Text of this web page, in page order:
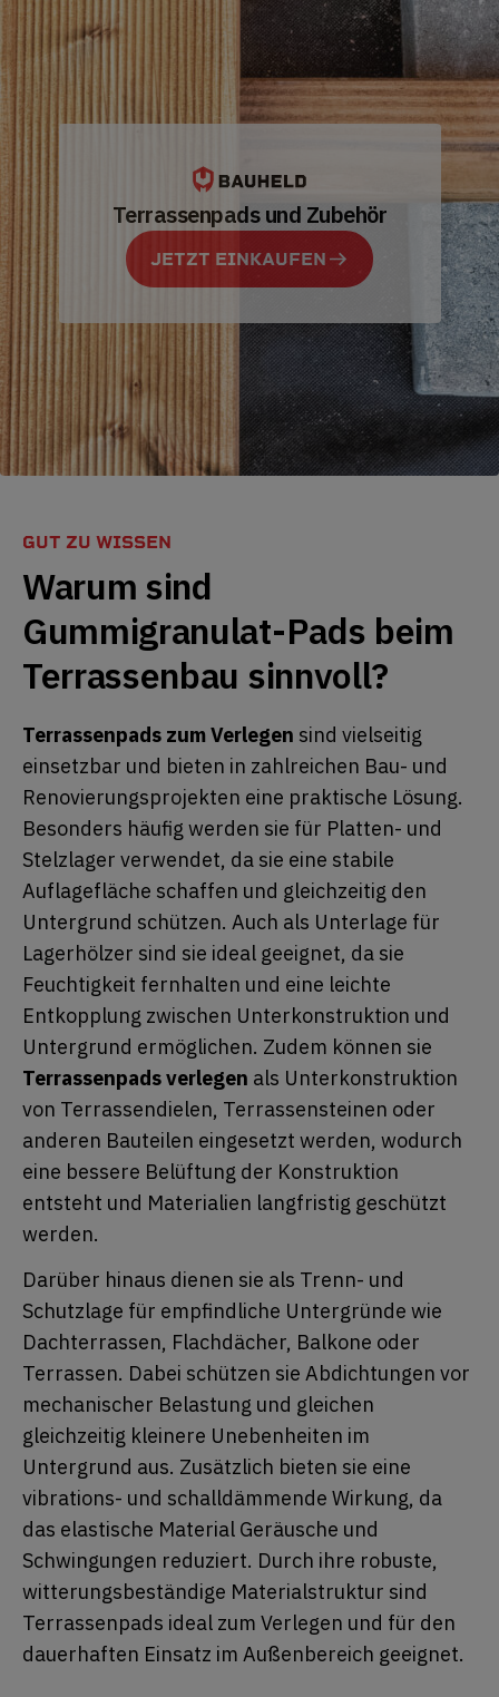
Terrassenpads und Zubehör
JETZT EINKAUFEN
GUT ZU WISSEN
Warum sind
Gummigranulat-Pads beim
Terrassenbau sinnvoll?
Terrassenpads zum Verlegen sind vielseitig
einsetzbar und bieten in zahlreichen Bau- und
Renovierungsprojekten eine praktische Lösung.
Besonders häufig werden sie für Platten- und
Stelzlager verwendet, da sie eine stabile
Auflagefläche schaffen und gleichzeitig den
Untergrund schützen. Auch als Unterlage für
Lagerhölzer sind sie ideal geeignet, da sie
Feuchtigkeit fernhalten und eine leichte
Entkopplung zwischen Unterkonstruktion und
Untergrund ermöglichen. Zudem können sie
Terrassenpads verlegen als Unterkonstruktion
von Terrassendielen, Terrassensteinen oder
anderen Bauteilen eingesetzt werden, wodurch
eine bessere Belüftung der Konstruktion
entsteht und Materialien langfristig geschützt
werden.
Darüber hinaus dienen sie als Trenn- und
Schutzlage für empfindliche Untergründe wie
Dachterrassen, Flachdächer, Balkone oder
Terrassen. Dabei schützen sie Abdichtungen vor
mechanischer Belastung und gleichen
gleichzeitig kleinere Unebenheiten im
Untergrund aus. Zusätzlich bieten sie eine
vibrations- und schalldämmende Wirkung, da
das elastische Material Geräusche und
Schwingungen reduziert. Durch ihre robuste,
witterungsbeständige Materialstruktur sind
Terrassenpads ideal zum Verlegen und für den
dauerhaften Einsatz im Außenbereich geeignet.